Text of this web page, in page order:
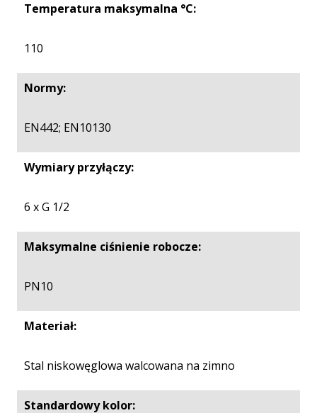
Temperatura maksymalna °C:
110
Normy:
EN442; EN10130
Wymiary przyłączy:
6 x G 1/2
Maksymalne ciśnienie robocze:
PN10
Materiał:
Stal niskowęglowa walcowana na zimno
Standardowy kolor: